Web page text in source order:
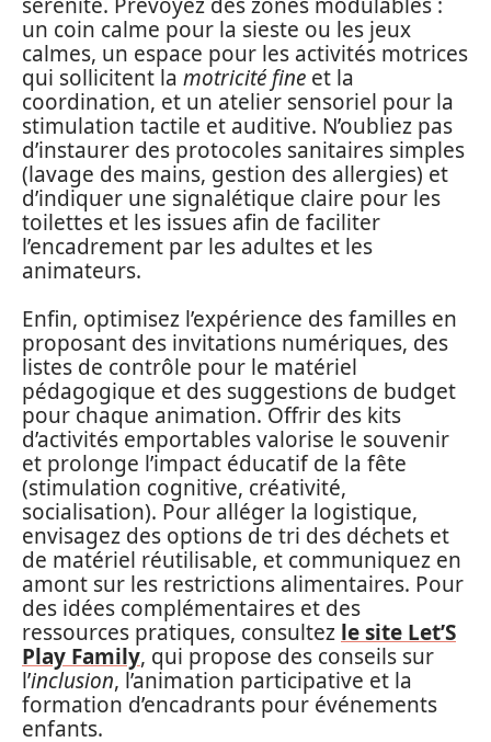
un coin calme pour la sieste ou les jeux
calmes, un espace pour les activités motrices
qui sollicitent la motricité fine et la
coordination, et un atelier sensoriel pour la
stimulation tactile et auditive. N’oubliez pas
d’instaurer des protocoles sanitaires simples
(lavage des mains, gestion des allergies) et
d’indiquer une signalétique claire pour les
toilettes et les issues afin de faciliter
l’encadrement par les adultes et les
animateurs.
Enfin, optimisez l’expérience des familles en
proposant des invitations numériques, des
listes de contrôle pour le matériel
pédagogique et des suggestions de budget
pour chaque animation. Offrir des kits
d’activités emportables valorise le souvenir
et prolonge l’impact éducatif de la fête
(stimulation cognitive, créativité,
socialisation). Pour alléger la logistique,
envisagez des options de tri des déchets et
de matériel réutilisable, et communiquez en
amont sur les restrictions alimentaires. Pour
des idées complémentaires et des
ressources pratiques, consultez le site Let’S
Play Family, qui propose des conseils sur
l’inclusion, l’animation participative et la
formation d’encadrants pour événements
enfants.